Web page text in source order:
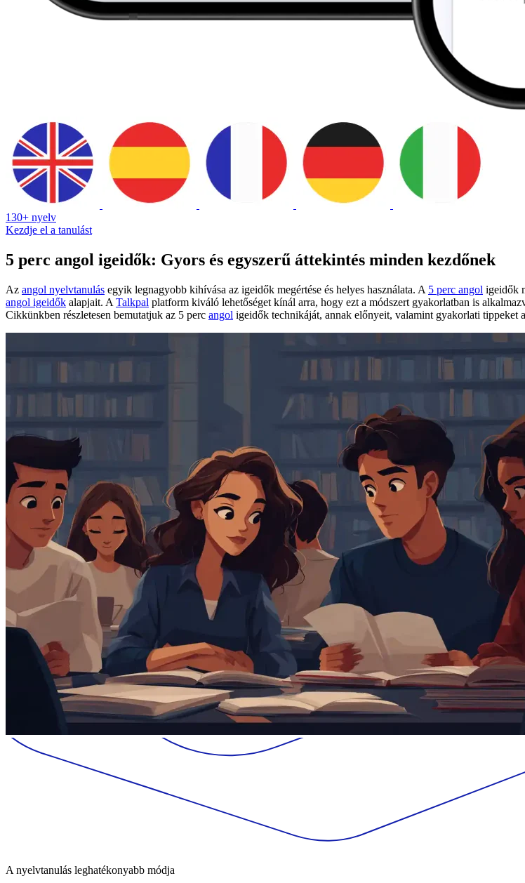
130+ nyelv
Kezdje el a tanulást
5 perc angol igeidők: Gyors és egyszerű áttekintés minden kezdőnek
Az angol nyelvtanulás egyik legnagyobb kihívása az igeidők megértése és helyes használata. A 5 perc angol igeidők
angol igeidők alapjait. A Talkpal platform kiváló lehetőséget kínál arra, hogy ezt a módszert gyakorlatban is
Cikkünkben részletesen bemutatjuk az 5 perc angol igeidők technikáját, annak előnyeit, valamint gyakorlati tippeket
A nyelvtanulás leghatékonyabb módja